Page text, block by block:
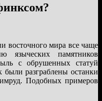
восточного мира все чаще
языческих памятников
с обрушенных статуй
разграблены останки
Подобных примеров